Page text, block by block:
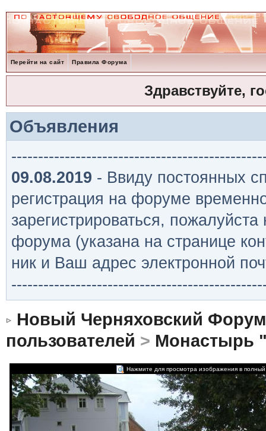
Перейти на сайт Правила Форума
Здравствуйте,
Объявления
09.08.2019 - Ввиду постоянных
регистрация на форуме
зарегистрироваться,
форума (указана на странице
ник и Ваш адрес электронной
Новый Черняховский Форум
пользователей > Монастырь
Нажмите для просмотра изображения в